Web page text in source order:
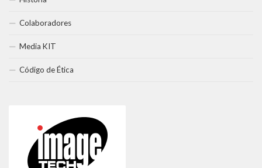
Colaboradores
Media KIT
Código de Ética